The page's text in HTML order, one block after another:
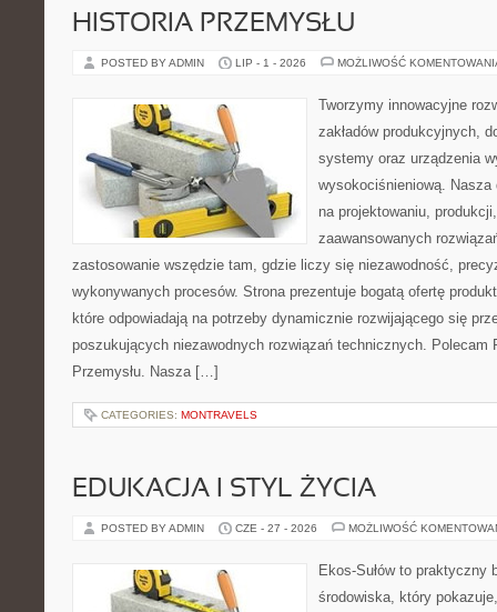
HISTORIA PRZEMYSŁU
POSTED BY ADMIN LIP - 1 - 2026 MOŻLIWOŚĆ
Tworzymy innowacyjne
zakładów produkcyjnych,
systemy oraz urządzenia
wysokociśnieniową. Nasza
na projektowaniu,
zaawansowanych
zastosowanie wszędzie tam, gdzie liczy się niezawodność,
wykonywanych procesów. Strona prezentuje bogatą ofertę
które odpowiadają na potrzeby dynamicznie rozwijającego się
poszukujących niezawodnych rozwiązań technicznych. Polecam
Przemysłu. Nasza […]
CATEGORIES: MONTRAVELS
EDUKACJA I STYL ŻYCIA
POSTED BY ADMIN CZE - 27 - 2026 MOŻLIWOŚĆ
Ekos-Sułów to praktyczny
środowiska, który